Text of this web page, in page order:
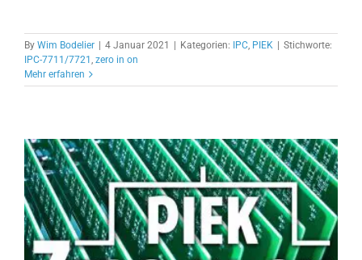
By Wim Bodelier 4 Januar 2021 Kategorien: IPC, PIEK
Stichworte:
IPC-7711/7721 , zero in on
Mehr erfahren